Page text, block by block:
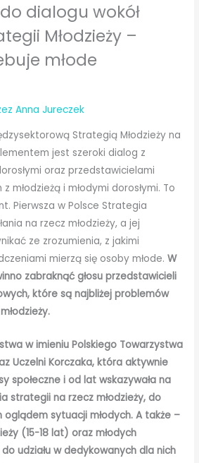
dialogu wokół
Młodzieży –
młode
Anna Jureczek
Strategią Młodzieży na
jest szeroki dialog z
oraz przedstawicielami
młodzieżą i młodymi dorosłymi. To
Pierwsza w Polsce Strategia
na rzecz młodzieży, a jej
ze zrozumienia, z jakimi
mierzą się osoby młode.W
zabraknąć głosu przedstawicieli
które są najbliżej problemów
w imieniu Polskiego Towarzystwa
Uczelni Korczaka, która aktywnie
społeczne i od lat wskazywała na
strategii na rzecz młodzieży, do
oglądem sytuacji młodych. A także –
(15-18 lat) oraz młodych
udziału w dedykowanych dla nich